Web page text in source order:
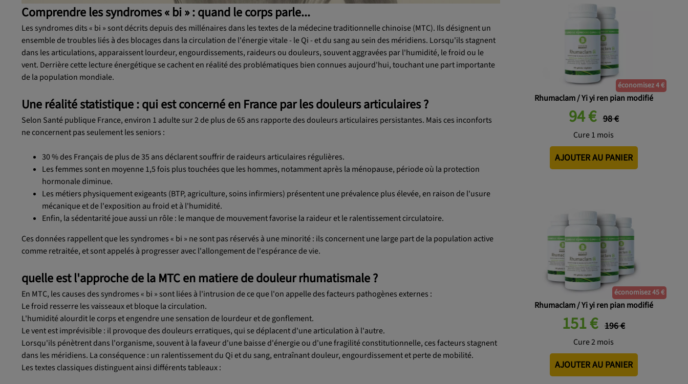
Comprendre les syndromes « bi » : quand le corps parle...
Les syndromes dits « bi » sont décrits depuis des millénaires dans les textes de la médecine traditionnelle chinoise (MTC). Ils désignent un
ensemble de troubles liés à des blocages dans la circulation de l'énergie vitale - le Qi - et du sang au sein des méridiens. Lorsqu'ils stagnent
dans les articulations, apparaissent lourdeur, engourdissements, raideurs ou douleurs, souvent aggravées par l'humidité, le froid ou le
vent. Derrière cette lecture énergétique se cachent en réalité des problématiques bien connues aujourd'hui, touchant une part importante
de la population mondiale.
Une réalité statistique : qui est concerné en France par les douleurs articulaires ?
Selon Santé publique France, environ 1 adulte sur 2 de plus de 65 ans rapporte des douleurs articulaires persistantes. Mais ces inconforts
ne concernent pas seulement les seniors :
30 % des Français de plus de 35 ans déclarent souffrir de raideurs articulaires régulières.
Les femmes sont en moyenne 1,5 fois plus touchées que les hommes, notamment après la ménopause, période où la protection
hormonale diminue.
Les métiers physiquement exigeants (BTP, agriculture, soins infirmiers) présentent une prévalence plus élevée, en raison de l'usure
mécanique et de l'exposition au froid et à l'humidité.
Enfin, la sédentarité joue aussi un rôle : le manque de mouvement favorise la raideur et le ralentissement circulatoire.
Ces données rappellent que les syndromes « bi » ne sont pas réservés à une minorité : ils concernent une large part de la population active
comme retraitée, et sont appelés à progresser avec l'allongement de l'espérance de vie.
quelle est l'approche de la MTC en matiere de douleur rhumatismale ?
En MTC, les causes des syndromes « bi » sont liées à l'intrusion de ce que l'on appelle des facteurs pathogènes externes :
Le froid resserre les vaisseaux et bloque la circulation.
L'humidité alourdit le corps et engendre une sensation de lourdeur et de gonflement.
Le vent est imprévisible : il provoque des douleurs erratiques, qui se déplacent d'une articulation à l'autre.
Lorsqu'ils pénètrent dans l'organisme, souvent à la faveur d'une baisse d'énergie ou d'une fragilité constitutionnelle, ces facteurs stagnent
dans les méridiens. La conséquence : un ralentissement du Qi et du sang, entraînant douleur, engourdissement et perte de mobilité.
Les textes classiques distinguent ainsi différents tableaux :
économisez 4 €
Rhumaclam / Yi yi ren pian modifié
94 € 98 €
Cure 1 mois
AJOUTER AU PANIER
économisez 45 €
Rhumaclam / Yi yi ren pian modifié
151 € 196 €
Cure 2 mois
AJOUTER AU PANIER